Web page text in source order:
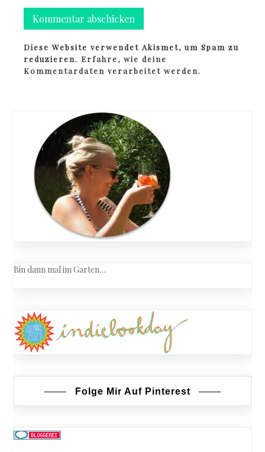
Diese Website verwendet Akismet, um Spam zu
reduzieren.Erfahre, wie deine
Kommentardaten verarbeitet werden.
Bin dann mal im Garten…
Folge Mir Auf Pinterest